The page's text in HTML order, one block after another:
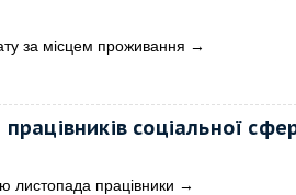
за місцем проживання →
працівників соціальної
листопада працівники →